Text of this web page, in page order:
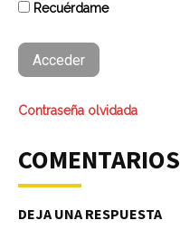
Recuérdame
Contraseña olvidada
COMENTARIOS
DEJA UNA RESPUESTA